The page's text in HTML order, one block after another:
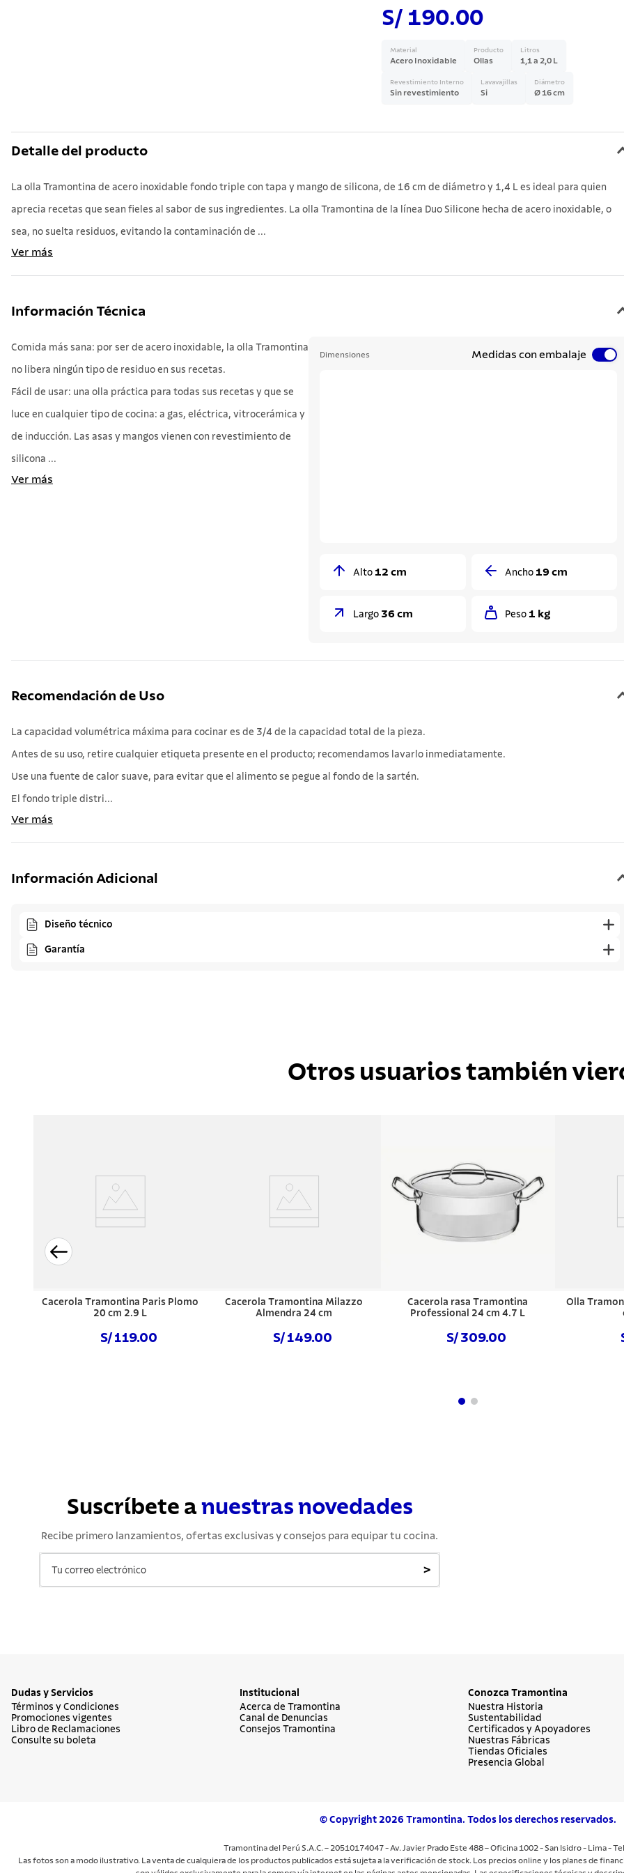
S/ 190.00
Material
Acero Inoxidable
Producto
Ollas
Litros
1,1 a 2,0 L
Revestimiento Interno
Sin revestimiento
Lavavajillas
Si
Diámetro
Ø 16 cm
Detalle del producto
La olla Tramontina de acero inoxidable fondo triple con tapa y mango de silicona, de 16 cm de diámetro y 1,4 L es ideal para quien
aprecia recetas que sean fieles al sabor de sus ingredientes. La olla Tramontina de la línea Duo Silicone hecha de acero inoxidable, o
sea, no suelta residuos, evitando la contaminación de ...
Ver más
Información Técnica
Comida más sana: por ser de acero inoxidable, la olla Tramontina
no libera ningún tipo de residuo en sus recetas.
Fácil de usar: una olla práctica para todas sus recetas y que se
luce en cualquier tipo de cocina: a gas, eléctrica, vitrocerámica y
de inducción. Las asas y mangos vienen con revestimiento de
silicona ...
Ver más
Dimensiones Medidas con embalaje
Alto 12 cm Ancho 19 cm
Largo 36 cm Peso 1 kg
Recomendación de Uso
La capacidad volumétrica máxima para cocinar es de 3/4 de la capacidad total de la pieza.
Antes de su uso, retire cualquier etiqueta presente en el producto; recomendamos lavarlo inmediatamente.
Use una fuente de calor suave, para evitar que el alimento se pegue al fondo de la sartén.
El fondo triple distri...
Ver más
Información Adicional
Diseño técnico
Garantía
Otros usuarios también
Cacerola Tramontina Paris Plomo
20 cm 2.9 L
S/ 119.00
Cacerola Tramontina Milazzo
Almendra 24 cm
S/ 149.00
Cacerola rasa Tramontina
Professional 24 cm 4.7 L
S/ 309.00
Olla
Suscríbete anuestras novedades
Recibe primero lanzamientos, ofertas exclusivas y consejos para equipar tu cocina.
>
Dudas y Servicios
Términos y Condiciones
Promociones vigentes
Libro de Reclamaciones
Consulte su boleta
Institucional
Acerca de Tramontina
Canal de Denuncias
Consejos Tramontina
Conozca Tramontina
Nuestra Historia
Sustentabilidad
Certificados y Apoyadores
Nuestras Fábricas
Tiendas Oficiales
Presencia Global
© Copyright 2026 Tramontina. Todos los derechos reservados.
Tramontina del Perú S.A.C. – 20510174047 - Av. Javier Prado Este 488 – Oficina 1002 - San Isidro - Lima -
Las fotos son a modo ilustrativo. La venta de cualquiera de los productos publicados está sujeta a la verificación de stock. Los precios online y los planes de